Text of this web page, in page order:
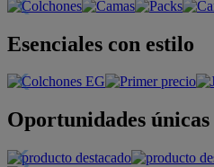
Esenciales con estilo
Oportunidades únicas